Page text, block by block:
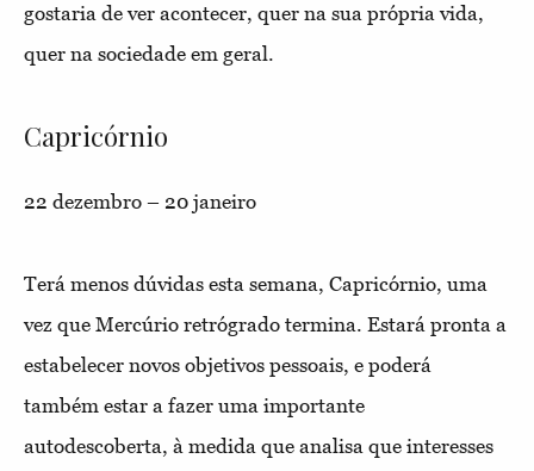
gostaria de ver acontecer, quer na sua própria vida,
quer na sociedade em geral.
Capricórnio
22 dezembro – 20 janeiro
Terá menos dúvidas esta semana, Capricórnio, uma
vez que Mercúrio retrógrado termina. Estará pronta a
estabelecer novos objetivos pessoais, e poderá
também estar a fazer uma importante
autodescoberta, à medida que analisa que interesses